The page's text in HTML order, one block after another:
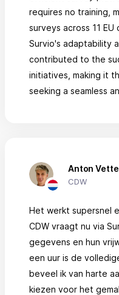
requires no training,
surveys across 11
Survio's adaptability
contributed to the
initiatives, making it
seeking a seamless
Anton Vette
CDW
Het werkt supersnel
CDW vraagt nu via
gegevens en hun
een uur is de
beveel ik van harte
kiezen voor het